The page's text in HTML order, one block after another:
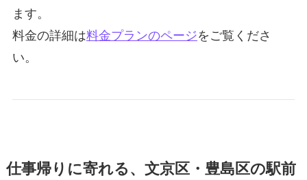
ます。
料金の詳細は料金プランのページをご覧くださ
い。
仕事帰りに寄れる、文京区・豊島区の駅前